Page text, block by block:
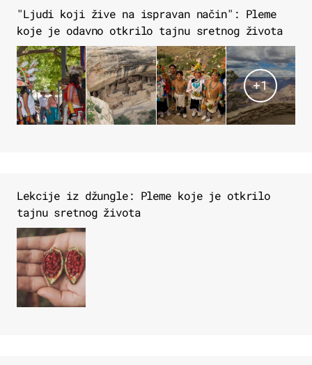
"Ljudi koji žive na ispravan način": Pleme
koje je odavno otkrilo tajnu sretnog života
+1
Lekcije iz džungle: Pleme koje je otkrilo
tajnu sretnog života